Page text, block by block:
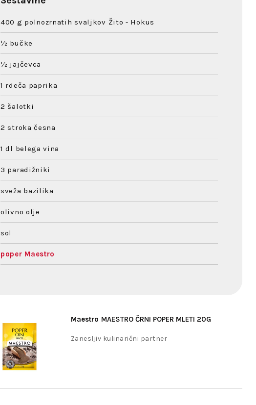
400 g polnozrnatih svaljkov Žito - Hokus
½ bučke
½ jajčevca
1 rdeča paprika
2 šalotki
2 stroka česna
1 dl belega vina
3 paradižniki
sveža bazilika
olivno olje
sol
poper Maestro
Maestro MAESTRO ČRNI POPER MLETI 20G
Zanesljiv kulinarični partner